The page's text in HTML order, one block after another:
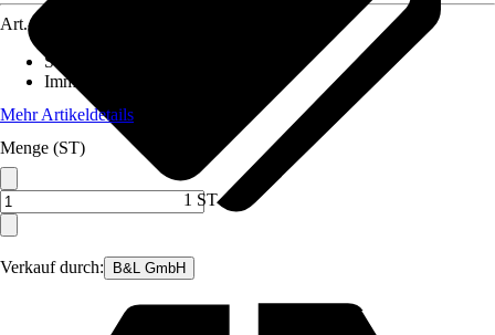
Verkauf durch: B&L GmbH
Art.-Nr.
Standort
Immergrün
Mehr Artikeldetails
Menge (ST)
1 ST